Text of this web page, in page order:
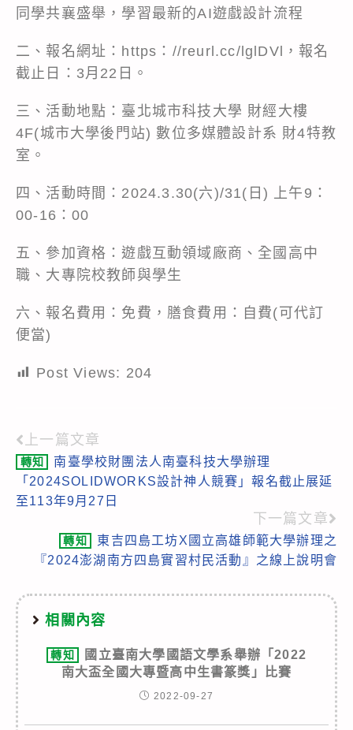
同學共襄盛舉，學習最新的AI遊戲設計流程
二、報名網址：https：//reurl.cc/lglDVl，報名
截止日：3月22日。
三、活動地點：臺北城市科技大學 財經大樓
4F(城市大學後門站) 數位多媒體設計系 財4特教
室。
四、活動時間：2024.3.30(六)/31(日) 上午9：
00-16：00
五、參加資格：遊戲互動領域廠商、全國高中
職、大專院校教師與學生
六、報名費用：免費，膳食費用：自費(可代訂
便當)
Post Views: 204
Read
more
articles
上一篇文章
轉知
南臺學校財團法人南臺科技大學辦理
「2024SOLIDWORKS設計神人競賽」報名截止展延
至113年9月27日
下一篇文章
轉知
東吉四島工坊X國立高雄師範大學辦理之
『2024澎湖南方四島實習村民活動』之線上說明會
相關內容
轉知
國立臺南大學國語文學系舉辦「2022
南大盃全國大專暨高中生書篆獎」比賽
2022-09-27